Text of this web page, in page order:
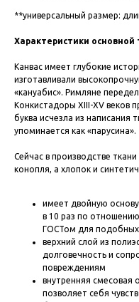
**универсальный размер:
Характеристики основной
Канвас имеет глубокие
изготавливали
«кануабис». Римляне
Конкистадоры XIII-XV веков
буква исчезла из написания
упоминается как «парусина».
Сейчас в производстве
конопля, а хлопок и
имеет двойную
в 10 раз по
ГОСТом для подобных
верхний слой из
долговечность и
повреждениям
внутренняя смесовая
позволяет себя